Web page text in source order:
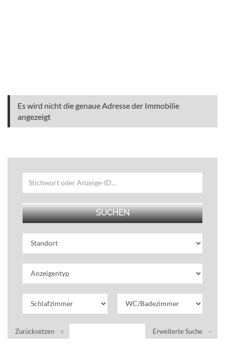
Es wird nicht die genaue Adresse der Immobilie
angezeigt
Erweiterte Suche
Zurücksetzen